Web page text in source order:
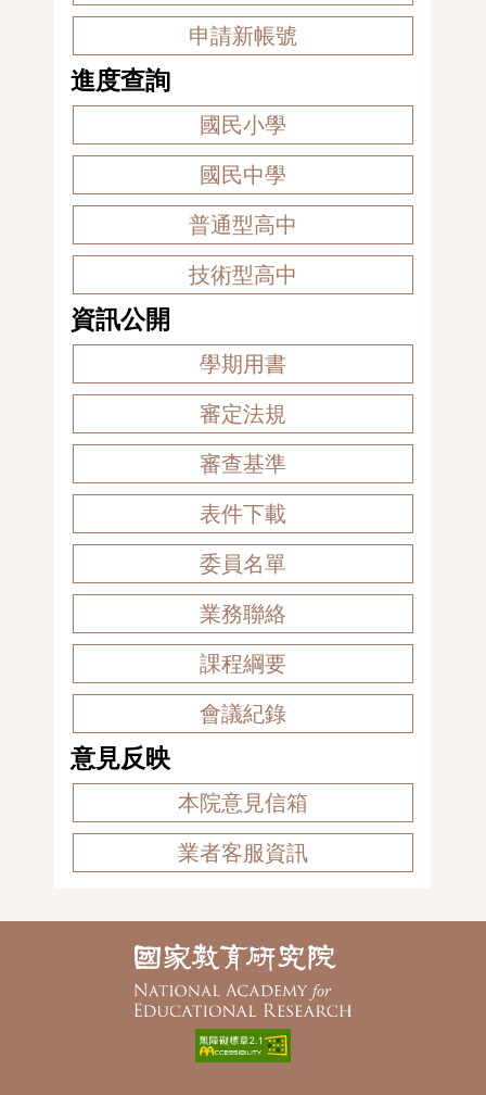
申請新帳號
進度查詢
國民小學
國民中學
普通型高中
技術型高中
資訊公開
學期用書
審定法規
審查基準
表件下載
委員名單
業務聯絡
課程綱要
會議紀錄
意見反映
本院意見信箱
業者客服資訊